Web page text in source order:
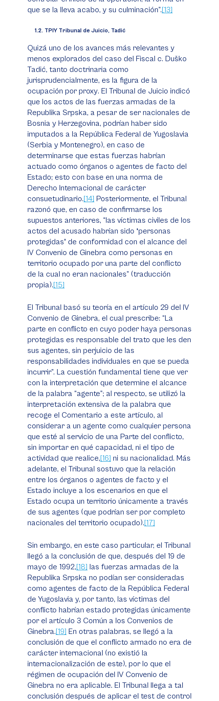
que se la lleva acabo, y su culminación”.[13]
1.2. TPIY Tribunal de Juicio, Tadić
Quizá uno de los avances más relevantes y
menos explorados del caso del Fiscal c. Duško
Tadić, tanto doctrinaria como
jurisprudencialmente, es la figura de la
ocupación por proxy. El Tribunal de Juicio indicó
que los actos de las fuerzas armadas de la
Republika Srpska, a pesar de ser nacionales de
Bosnia y Herzegovina, podrían haber sido
imputados a la República Federal de Yugoslavia
(Serbia y Montenegro), en caso de
determinarse que estas fuerzas habrían
actuado como órganos o agentes de facto del
Estado; esto con base en una norma de
Derecho Internacional de carácter
consuetudinario.[14] Posteriormente, el Tribunal
razonó que, en caso de confirmarse los
supuestos anteriores, “las víctimas civiles de los
actos del acusado habrían sido ‘personas
protegidas’ de conformidad con el alcance del
IV Convenio de Ginebra como personas en
territorio ocupado por una parte del conflicto
de la cual no eran nacionales” (traducción
propia).[15]
El Tribunal basó su teoría en el artículo 29 del IV
Convenio de Ginebra, el cual prescribe: “La
parte en conflicto en cuyo poder haya personas
protegidas es responsable del trato que les den
sus agentes, sin perjuicio de las
responsabilidades individuales en que se pueda
incurrir”. La cuestión fundamental tiene que ver
con la interpretación que determine el alcance
de la palabra “agente”; al respecto, se utilizó la
interpretación extensiva de la palabra que
recoge el Comentario a este artículo, al
considerar a un agente como cualquier persona
que esté al servicio de una Parte del conflicto,
sin importar en qué capacidad, ni el tipo de
actividad que realice,[16] ni su nacionalidad. Más
adelante, el Tribunal sostuvo que la relación
entre los órganos o agentes de facto y el
Estado incluye a los escenarios en que el
Estado ocupa un territorio únicamente a través
de sus agentes (que podrían ser por completo
nacionales del territorio ocupado).[17]
Sin embargo, en este caso particular, el Tribunal
llegó a la conclusión de que, después del 19 de
mayo de 1992,[18] las fuerzas armadas de la
Republika Srpska no podían ser consideradas
como agentes de facto de la República Federal
de Yugoslavia y, por tanto, las víctimas del
conflicto habrían estado protegidas únicamente
por el artículo 3 Común a los Convenios de
Ginebra.[19] En otras palabras, se llegó a la
conclusión de que el conflicto armado no era de
carácter internacional (no existió la
internacionalización de este), por lo que el
régimen de ocupación del IV Convenio de
Ginebra no era aplicable. El Tribunal llega a tal
conclusión después de aplicar el test de control